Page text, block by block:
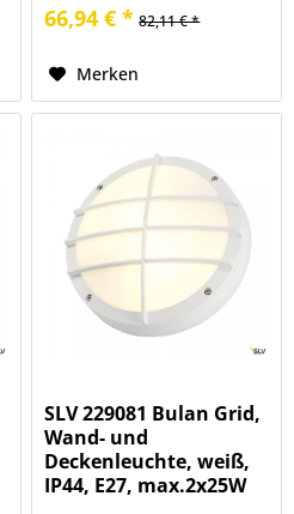
66,94 € * 82,11 € *
Merken
SLV 229081 Bulan Grid,
Wand- und
Deckenleuchte, weiß,
IP44, E27, max.2x25W